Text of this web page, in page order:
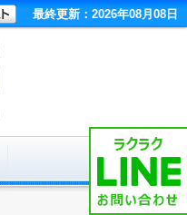
最終更新：2026年08月08日